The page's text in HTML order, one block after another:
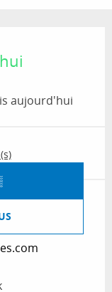
aujourd'hui